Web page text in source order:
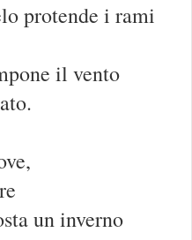
protende i rami
il vento
un inverno